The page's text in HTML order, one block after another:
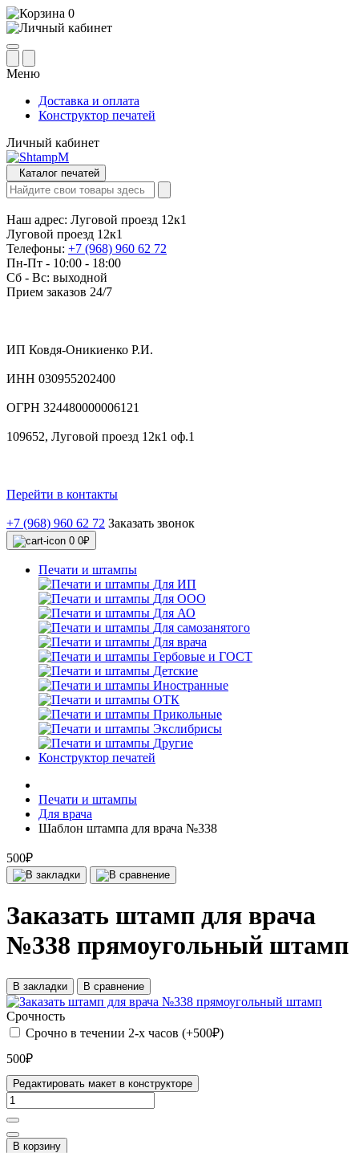
0
Меню
Доставка и оплата
Конструктор печатей
Личный кабинет
Каталог печатей
Наш адрес: Луговой проезд 12к1
Луговой проезд 12к1
Телефоны: +7 (968) 960 62 72
Пн-Пт - 10:00 - 18:00
Сб - Вс: выходной
Прием заказов 24/7
ИП Ковдя-Оникиенко Р.И.
ИНН 030955202400
ОГРН 324480000006121
109652, Луговой проезд 12к1 оф.1
Перейти в контакты
+7 (968) 960 62 72 Заказать звонок
0 0₽
Печати и штампы
Для ИП
Для ООО
Для АО
Для самозанятого
Для врача
Гербовые и ГОСТ
Детские
Иностранные
ОТК
Прикольные
Экслибрисы
Другие
Конструктор печатей
Печати и штампы
Для врача
Шаблон штампа для врача №338
500₽
Заказать штамп для врача
№338 прямоугольный штамп
В закладки В сравнение
Срочность
Срочно в течении 2-х часов (+500₽)
500₽
Редактировать макет в конструкторе
В корзину